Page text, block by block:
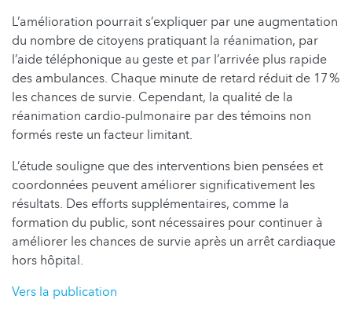
L’amélioration pourrait s’expliquer par une augmentation
du nombre de citoyens pratiquant la réanimation, par
l’aide téléphonique au geste et par l’arrivée plus rapide
des ambulances. Chaque minute de retard réduit de 17 %
les chances de survie. Cependant, la qualité de la
réanimation cardio-pulmonaire par des témoins non
formés reste un facteur limitant.
L’étude souligne que des interventions bien pensées et
coordonnées peuvent améliorer significativement les
résultats. Des efforts supplémentaires, comme la
formation du public, sont nécessaires pour continuer à
améliorer les chances de survie après un arrêt cardiaque
hors hôpital.
Vers la publication